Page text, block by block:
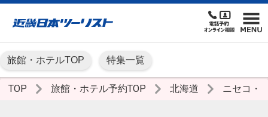
旅館・ホテルTOP 特集一覧
TOP 旅館・ホテル予約TOP 北海道 ニセコ・